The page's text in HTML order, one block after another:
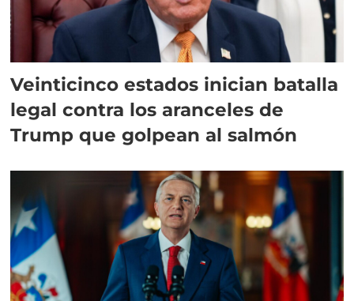
Veinticinco estados inician batalla
legal contra los aranceles de
Trump que golpean al salmón